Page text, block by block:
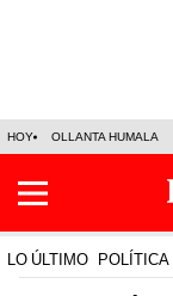
HOY OLLANTA HUMALA
LO ÚLTIMO POLÍTICA